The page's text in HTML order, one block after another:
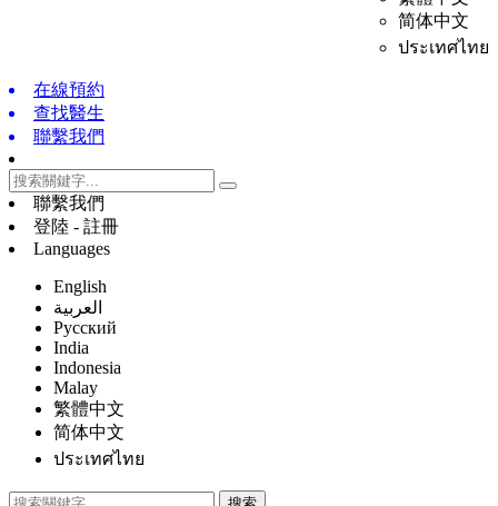
简体中文
ประเทศไทย
在線預約
查找醫生
聯繫我們
聯繫我們
登陸 - 註冊
Languages
English
العربية
Русский
India
Indonesia
Malay
繁體中文
简体中文
ประเทศไทย